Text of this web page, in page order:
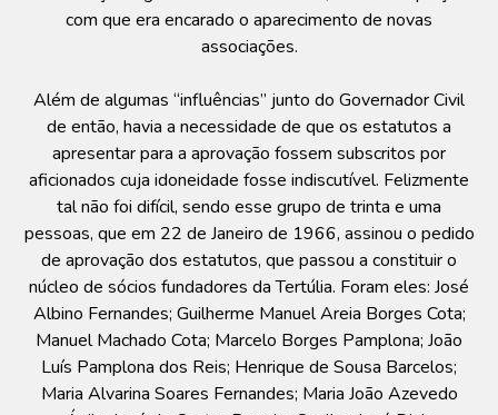
com que era encarado o aparecimento de novas
associações.
Além de algumas “influências” junto do Governador Civil
de então, havia a necessidade de que os estatutos a
apresentar para a aprovação fossem subscritos por
aficionados cuja idoneidade fosse indiscutível. Felizmente
tal não foi difícil, sendo esse grupo de trinta e uma
pessoas, que em 22 de Janeiro de 1966, assinou o pedido
de aprovação dos estatutos, que passou a constituir o
núcleo de sócios fundadores da Tertúlia. Foram eles: José
Albino Fernandes; Guilherme Manuel Areia Borges Cota;
Manuel Machado Cota; Marcelo Borges Pamplona; João
Luís Pamplona dos Reis; Henrique de Sousa Barcelos;
Maria Alvarina Soares Fernandes; Maria João Azevedo